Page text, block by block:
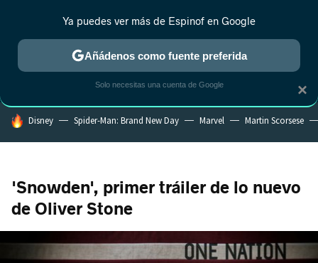
ESTRENOS REALITY ANIME RANKINGS CINE
HOY SE HABLA DE
Disney Spider-Man: Brand New Day Marvel Martin Scorsese
'Snowden', primer tráiler de lo nuevo
de Oliver Stone
×
Ya puedes ver más de Espinof en Google
Añádenos como fuente preferida
Solo necesitas una cuenta de Google